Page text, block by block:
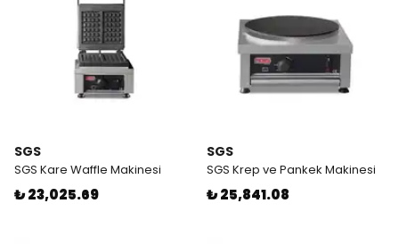
SGS
SGS Kare Waffle Makinesi
₺ 23,025.69
SGS
SGS Krep ve Pankek Makinesi
₺ 25,841.08